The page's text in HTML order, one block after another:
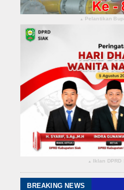
Kampar
Rokan Hulu
Bengkalis
Meranti
Indragiri Hulu
Kuansing
▴ Pelantikan
▴ Iklan DPRD
BREAKING NEWS